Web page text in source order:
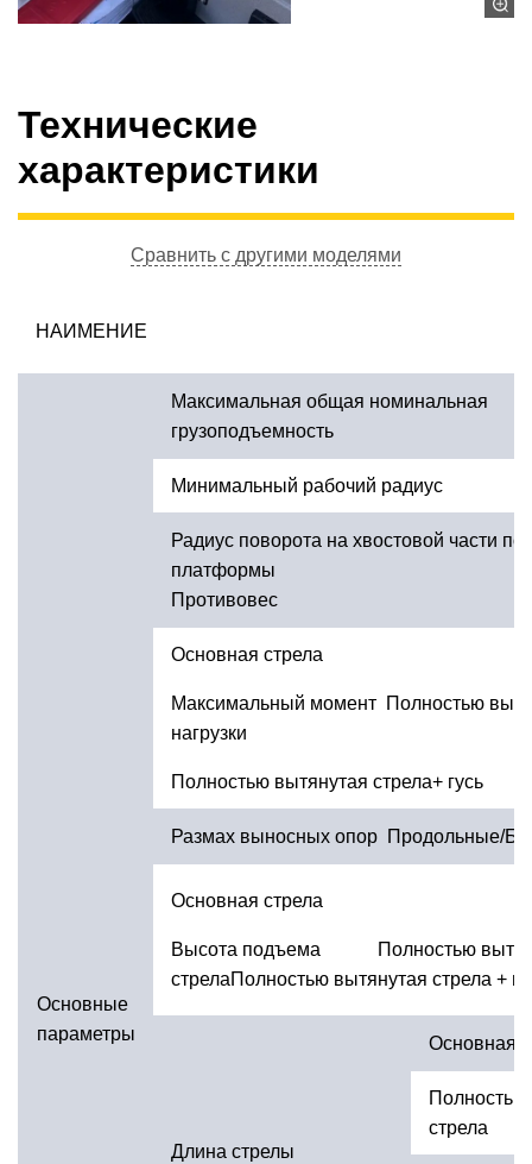
Технические
характеристики
Сравнить с другими моделями
НАИМЕНИЕ
Основные
параметры
Максимальная общая номинальная
грузоподъемность
Минимальный рабочий радиус
Радиус поворота на хвостовой части
Противовес
Основная стрела
Максимальный момент Полностью
нагрузки
Полностью вытянутая стрела+ гусь
Размах выносных опор Продольные/
Основная стрела
Высота подъема Полностью
стрелаПолностью вытянутая стрела +
Длина стрелы
Основная
Полностью
стрела